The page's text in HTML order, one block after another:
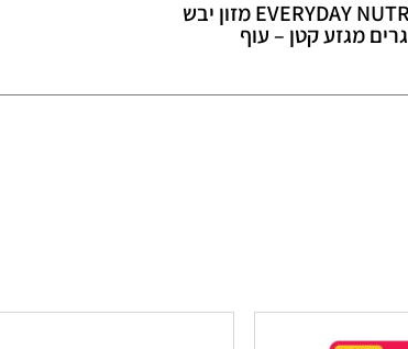
פרו פלאן EVERYDAY NUTRITION מזון יבש
מגזע קטן – עוף